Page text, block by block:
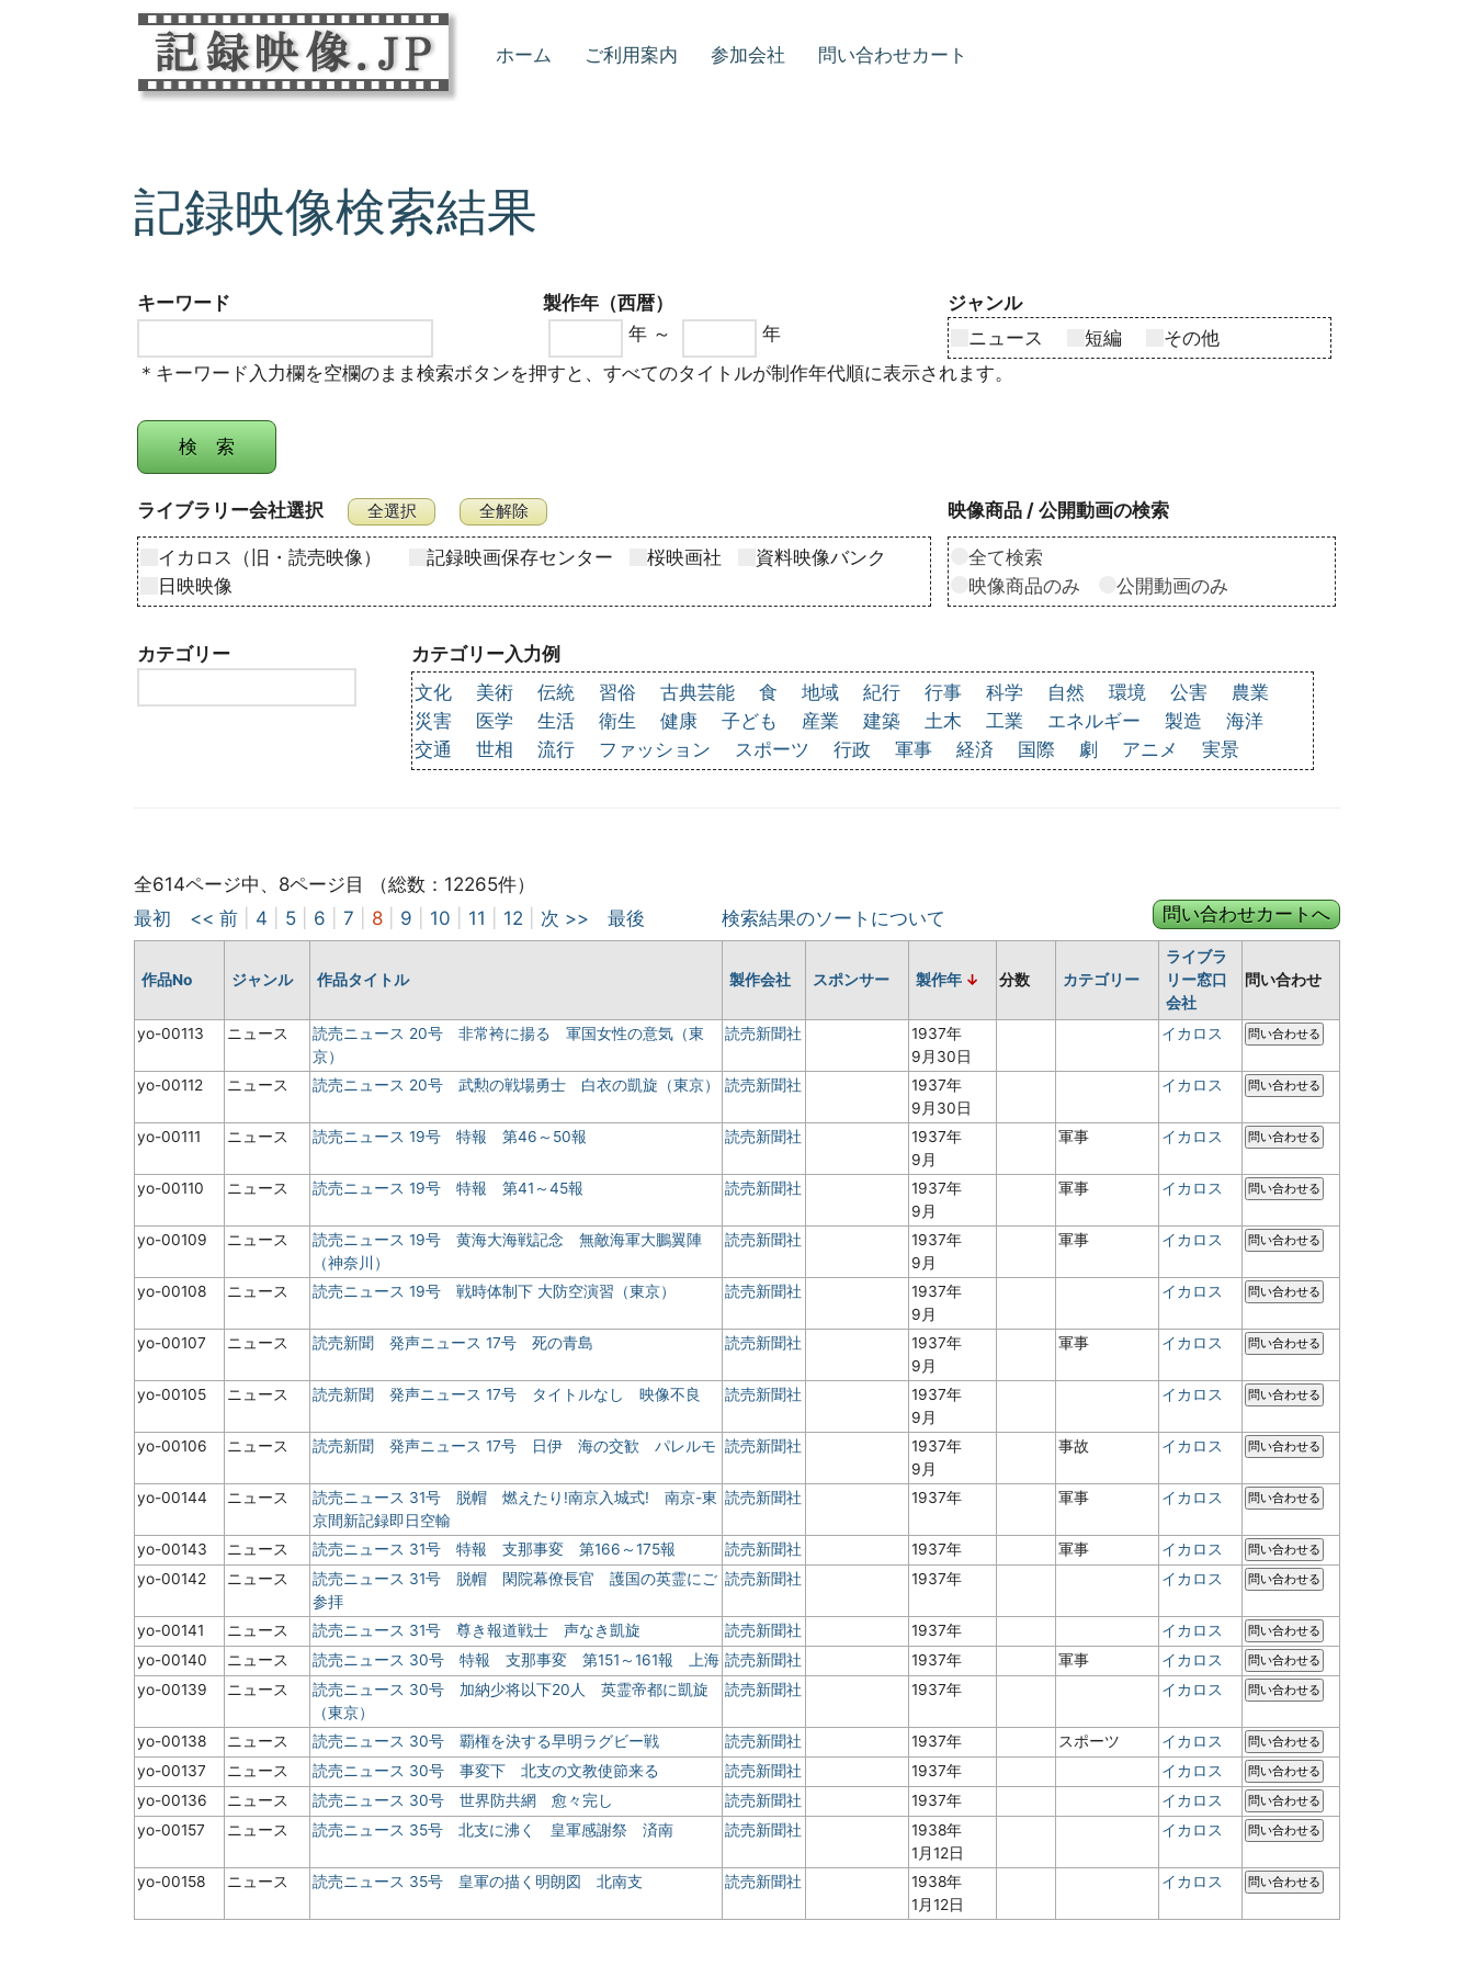
ホーム ご利用案内 参加会社 問い合わせカート
記録映像検索結果
キーワード
製作年（西暦）
年 ～
年
ジャンル
ニュース
短編
その他
＊キーワード入力欄を空欄のまま検索ボタンを押すと、すべてのタイトルが制作年代順に表示されます。
ライブラリー会社選択
イカロス（旧・読売映像） 記録映画保存センター 桜映画社
資料映像バンク
日映映像
映像商品 / 公開動画の検索
全て検索
映像商品のみ
公開動画のみ
カテゴリー
カテゴリー入力例
文化
美術 伝統 習俗 古典芸能 食 地域 紀行 行事 科学 自然 環境 公害
農業
災害
医学 生活 衛生 健康 子ども 産業 建築 土木 工業 エネルギー 製造
海洋
交通
世相 流行 ファッション スポーツ 行政 軍事 経済 国際 劇 アニメ 実景
全614ページ中、8ページ目 （総数：12265件）
最初
<< 前 4 5 6 7 8 9 10 11 12 次 >> 最後 検索結果のソートについて
作品No ジャンル 作品タイトル 製作会社 スポンサー 製作年 分数 カテゴリー
ライブラ
リー窓口
会社
問い合わせ
yo-00113 ニュース
読売ニュース 20号 非常袴に揚る 軍国女性の意気（東
京）
読売新聞社
1937年
9月30日
イカロス 問い合わせる
yo-00112 ニュース 読売ニュース 20号 武勲の戦場勇士 白衣の凱旋（東京） 読売新聞社
1937年
9月30日
イカロス 問い合わせる
yo-00111 ニュース 読売ニュース 19号 特報 第46～50報 読売新聞社
1937年
9月
軍事 イカロス 問い合わせる
yo-00110 ニュース 読売ニュース 19号 特報 第41～45報 読売新聞社
1937年
9月
軍事 イカロス 問い合わせる
yo-00109 ニュース
読売ニュース 19号 黄海大海戦記念 無敵海軍大鵬翼陣
（神奈川）
読売新聞社
1937年
9月
軍事 イカロス 問い合わせる
yo-00108 ニュース 読売ニュース 19号 戦時体制下 大防空演習（東京） 読売新聞社
1937年
9月
イカロス 問い合わせる
yo-00107 ニュース 読売新聞 発声ニュース 17号 死の青島 読売新聞社
1937年
9月
軍事 イカロス 問い合わせる
yo-00105 ニュース 読売新聞 発声ニュース 17号 タイトルなし 映像不良 読売新聞社
1937年
9月
イカロス 問い合わせる
yo-00106 ニュース 読売新聞 発声ニュース 17号 日伊 海の交歓 パレルモ 読売新聞社
1937年
9月
事故 イカロス 問い合わせる
yo-00144 ニュース
読売ニュース 31号 脱帽 燃えたり!南京入城式! 南京-東
京間新記録即日空輸
読売新聞社 1937年 軍事 イカロス 問い合わせる
yo-00143 ニュース 読売ニュース 31号 特報 支那事変 第166～175報 読売新聞社 1937年 軍事 イカロス 問い合わせる
yo-00142 ニュース
読売ニュース 31号 脱帽 閑院幕僚長官 護国の英霊にご
参拝
読売新聞社 1937年 イカロス 問い合わせる
yo-00141 ニュース 読売ニュース 31号 尊き報道戦士 声なき凱旋 読売新聞社 1937年 イカロス 問い合わせる
yo-00140 ニュース 読売ニュース 30号 特報 支那事変 第151～161報 上海 読売新聞社 1937年 軍事 イカロス 問い合わせる
yo-00139 ニュース
読売ニュース 30号 加納少将以下20人 英霊帝都に凱旋
（東京）
読売新聞社 1937年 イカロス 問い合わせる
yo-00138 ニュース 読売ニュース 30号 覇権を決する早明ラグビー戦 読売新聞社 1937年 スポーツ イカロス 問い合わせる
yo-00137 ニュース 読売ニュース 30号 事変下 北支の文教使節来る 読売新聞社 1937年 イカロス 問い合わせる
yo-00136 ニュース 読売ニュース 30号 世界防共網 愈々完し 読売新聞社 1937年 イカロス 問い合わせる
yo-00157 ニュース 読売ニュース 35号 北支に沸く 皇軍感謝祭 済南 読売新聞社
1938年
1月12日
イカロス 問い合わせる
yo-00158 ニュース 読売ニュース 35号 皇軍の描く明朗図 北南支 読売新聞社
1938年
1月12日
イカロス 問い合わせる